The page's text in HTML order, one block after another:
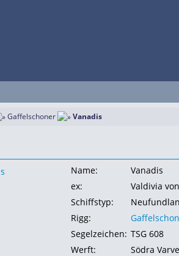
Gaffelschoner Vanadis
Name:
Vanadis
ex:
Valdivia
Schiffstyp:
Rigg:
Segelzeichen: TSG 608
Werft:
Södra